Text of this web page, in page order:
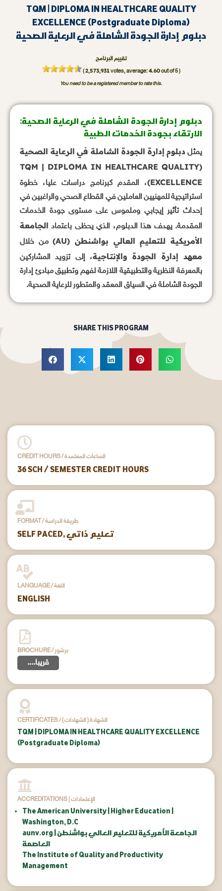
TQM | DIPLOMA IN HEALTHCARE QUALITY
EXCELLENCE (Postgraduate Diploma)
دبلوم إدارة الجودة الشاملة في الرعاية الصحية
تقييم البرنامج
(2,573,931votes, average:4.60out of 5 )
You need to be a registered member to rate this.
دبلوم إدارة الجودة الشاملة في الرعاية الصحية:
الارتقاء بجودة الخدمات الطبية
يمثل دبلوم إدارة الجودة الشاملة في الرعاية الصحية
(TQM | DIPLOMA IN HEALTHCARE QUALITY
EXCELLENCE) ، المقدم كبرنامج دراسات عليا، خطوة
استراتيجية للمهنيين العاملين في القطاع الصحي والراغبين في
إحداث تأثير إيجابي وملموس على مستوى جودة الخدمات
المقدمة. يهدف هذا الدبلوم، الذي يحظى باعتماد الجامعة
الأمريكية للتعليم العالي بواشنطن (AU)
من خلال
معهد إدارة الجودة والإنتاجية، إلى تزويد المشاركين
بالمعرفة النظرية والتطبيقية اللازمة لفهم وتطبيق مبادئ إدارة
الجودة الشاملة في السياق المعقد والمتطور للرعاية الصحية.
SHARE THIS PROGRAM
CREDIT HOURS / الساعات المعتمدة
36 SCH / SEMESTER CREDIT HOURS
FORMAT / طريقة الدراسة
SELF PACED, تعليم ذاتي
LANGUAGE / اللغة
ENGLISH
BROCHURE / برشور
....قريبا
CERTIFICATES / ( الشهادات ) الشهادة
TQM | DIPLOMA IN HEALTHCARE QUALITY EXCELLENCE
(Postgraduate Diploma)
ACCREDITATIONS | الإعتمادات
The American University | Higher Education |
Washington, D.C
aunv.org | الجامعة الأمريكية للتعليم العالي بواشنطن
العاصمة
The Institute of Quality and Productivity
Management